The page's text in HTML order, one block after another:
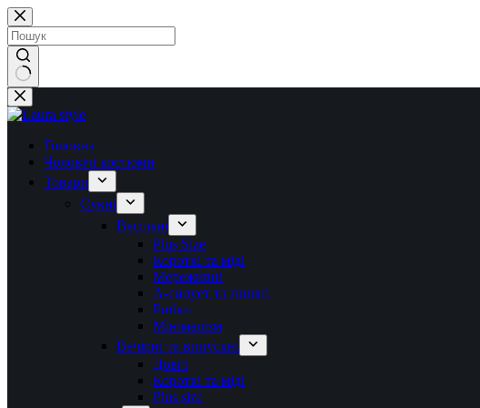
Перейти
до
вмісту
Немає
результатів
Головна
Чоловічі костюми
Товари
Сукні
Весільні
Plus Size
Короткі та міді
Мереживні
А-силует та пишні
Рибки
Мінімалізм
Вечірні та випускні
Довгі
Короткі та міді
Plus size